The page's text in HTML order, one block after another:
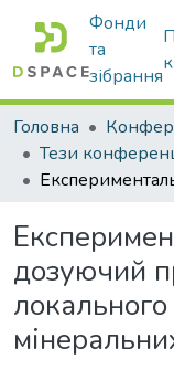
Фонди
та
зібрання
Головна
Тези
дозуючий